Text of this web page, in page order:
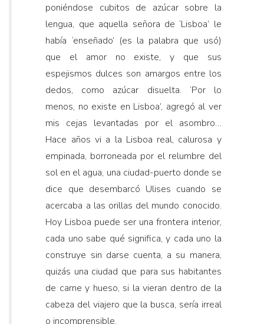
poniéndose cubitos de azúcar sobre la
lengua, que aquella señora de ‘Lisboa’ le
había ‘enseñado’ (es la palabra que usó)
que el amor no existe, y que sus
espejismos dulces son amargos entre los
dedos, como azúcar disuelta. ‘Por lo
menos, no existe en Lisboa’, agregó al ver
mis cejas levantadas por el asombro…
Hace años vi a la Lisboa real, calurosa y
empinada, borroneada por el relumbre del
sol en el agua, una ciudad-puerto donde se
dice que desembarcó Ulises cuando se
acercaba a las orillas del mundo conocido.
Hoy Lisboa puede ser una frontera interior,
cada uno sabe qué significa, y cada uno la
construye sin darse cuenta, a su manera,
quizás una ciudad que para sus habitantes
de carne y hueso, si la vieran dentro de la
cabeza del viajero que la busca, sería irreal
o incomprensible.